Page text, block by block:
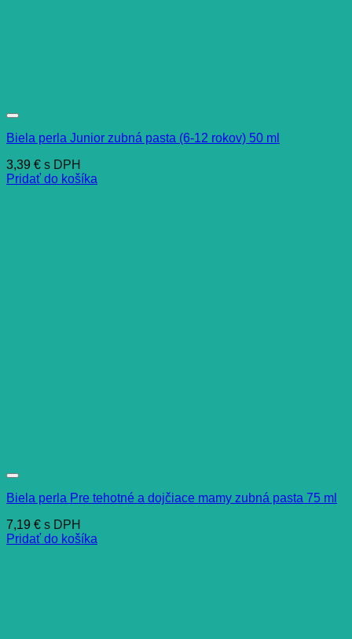
Biela perla Junior zubná pasta (6-12 rokov) 50 ml
3,39 € s DPH
Pridať do košíka
Biela perla Pre tehotné a dojčiace mamy zubná pasta 75 ml
7,19 € s DPH
Pridať do košíka